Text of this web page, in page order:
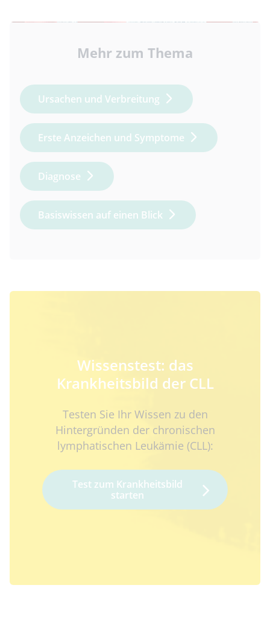
Mehr zum Thema
Ursachen und Verbreitung
Erste Anzeichen und Symptome
Diagnose
Basiswissen auf einen Blick
Wissenstest: das
Krankheitsbild der CLL
Testen Sie Ihr Wissen zu den
Hintergründen der chronischen
lymphatischen Leukämie (CLL):
Test zum Krankheitsbild
starten